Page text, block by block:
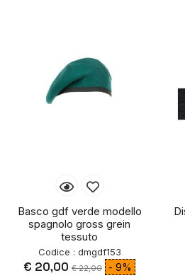
Basco gdf verde modello
spagnolo gross grein
tessuto
Codice : dmgdf153
€ 20,00 € 22,00 - 9%